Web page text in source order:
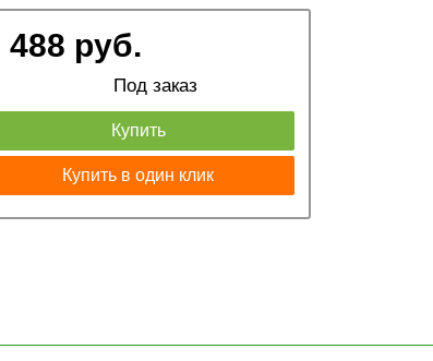
488 руб.
Под заказ
Купить
Купить в один клик